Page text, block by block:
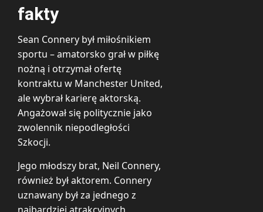
fakty
Sean Connery był miłośnikiem
sportu – amatorsko grał w piłkę
nożną i otrzymał ofertę
kontraktu w Manchester United,
ale wybrał karierę aktorską.
Angażował się politycznie jako
zwolennik niepodległości
Szkocji.
Jego młodszy brat, Neil Connery,
również był aktorem. Connery
uznawany był za jednego z